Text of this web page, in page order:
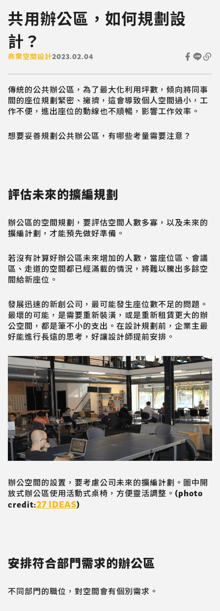
共用辦公區，如何規劃設
計？
商業空間設計2023.02.04
傳統的公共辦公區，為了最大化利用坪數，傾向將同事
間的座位規劃緊密、擁擠，這會導致個人空間過小，工
作不便，進出座位的動線也不順暢，影響工作效率。
想要妥善規劃公共辦公區，有哪些考量需要注意？
評估未來的擴編規劃
辦公區的空間規劃，要評估空間人數多寡，以及未來的
擴編計劃，才能預先做好準備。
若沒有計算好辦公區未來增加的人數，當座位區、會議
區、走道的空間都已經滿載的情況，將難以騰出多餘空
間給新座位。
發展迅速的新創公司，最可能發生座位數不足的問題。
最壞的可能，是需要重新裝潢，或是重新租賃更大的辦
公空間，都是筆不小的支出。在設計規劃前，企業主最
好能進行長遠的思考，好讓設計師提前安排。
辦公空間的設置，要考慮公司未來的擴編計劃。圖中開
放式辦公區使用活動式桌椅，方便靈活調整。(photo
credit:27 IDEAS)
安排符合部門需求的辦公區
不同部門的職位，對空間會有個別需求。